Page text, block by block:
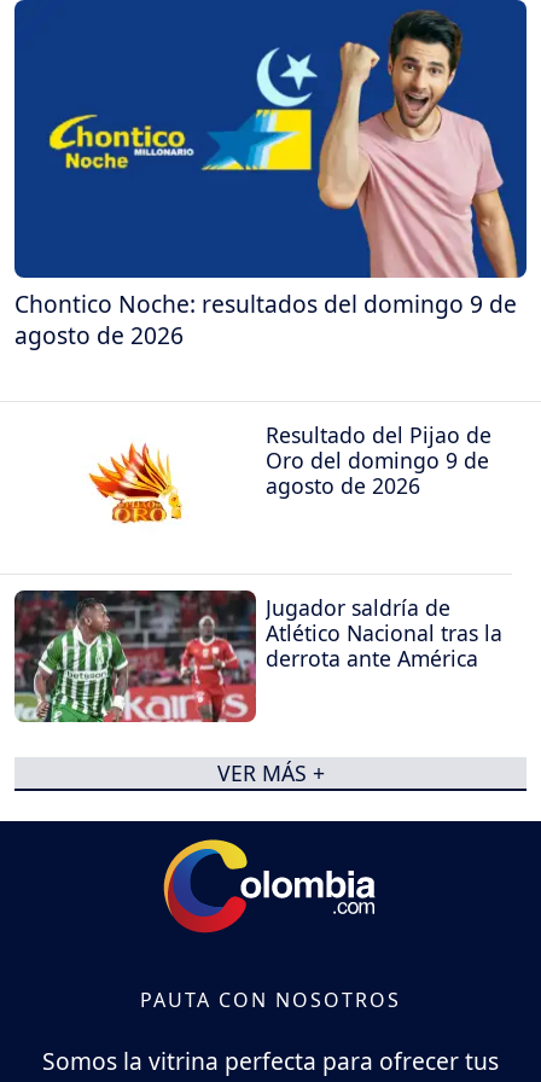
Chontico Noche: resultados del domingo 9 de
agosto de 2026
Resultado del Pijao de
Oro del domingo 9 de
agosto de 2026
Jugador saldría de
Atlético Nacional tras la
derrota ante América
VER MÁS +
PAUTA CON NOSOTROS
Somos la vitrina perfecta para ofrecer tus